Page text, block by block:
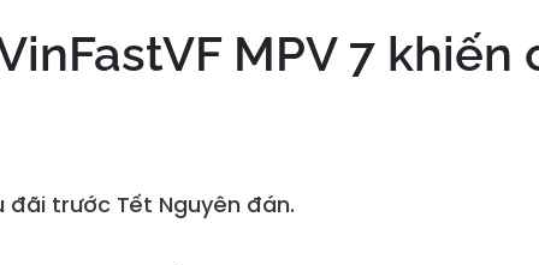
MPV 7 khiến
đãi trước Tết Nguyên đán.